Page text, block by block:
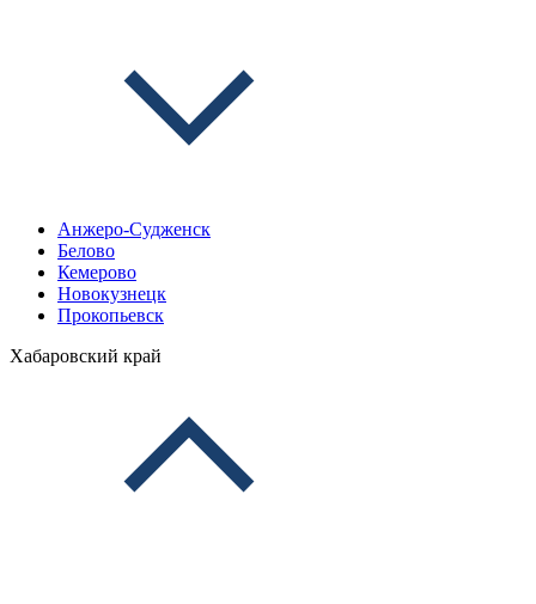
Анжеро-Судженск
Белово
Кемерово
Новокузнецк
Прокопьевск
Хабаровский край